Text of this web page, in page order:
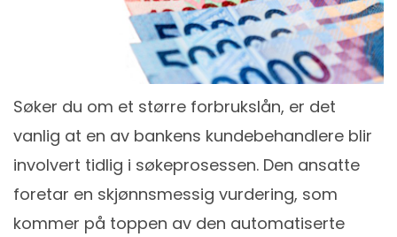
Søker du om et større forbrukslån, er det
vanlig at en av bankens kundebehandlere blir
involvert tidlig i søkeprosessen. Den ansatte
foretar en skjønnsmessig vurdering, som
kommer på toppen av den automatiserte